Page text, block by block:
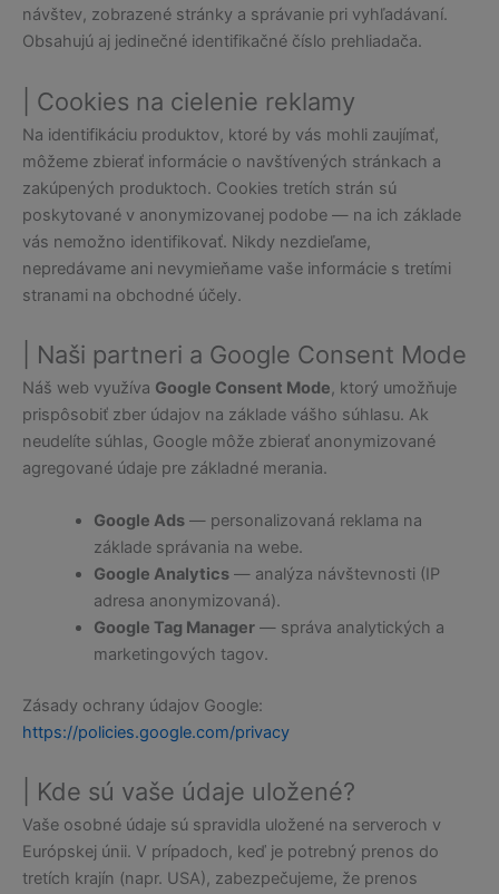
návštev, zobrazené stránky a správanie pri vyhľadávaní.
Obsahujú aj jedinečné identifikačné číslo prehliadača.
| Cookies na cielenie reklamy
Na identifikáciu produktov, ktoré by vás mohli zaujímať,
môžeme zbierať informácie o navštívených stránkach a
zakúpených produktoch. Cookies tretích strán sú
poskytované v anonymizovanej podobe — na ich základe
vás nemožno identifikovať. Nikdy nezdieľame,
nepredávame ani nevymieňame vaše informácie s tretími
stranami na obchodné účely.
| Naši partneri a Google Consent Mode
Náš web využíva Google Consent Mode, ktorý umožňuje
prispôsobiť zber údajov na základe vášho súhlasu. Ak
neudelíte súhlas, Google môže zbierať anonymizované
agregované údaje pre základné merania.
Google Ads— personalizovaná reklama na
základe správania na webe.
Google Analytics— analýza návštevnosti (IP
adresa anonymizovaná).
Google Tag Manager— správa analytických a
marketingových tagov.
Zásady ochrany údajov Google:
https://policies.google.com/privacy
| Kde sú vaše údaje uložené?
Vaše osobné údaje sú spravidla uložené na serveroch v
Európskej únii. V prípadoch, keď je potrebný prenos do
tretích krajín (napr. USA), zabezpečujeme, že prenos